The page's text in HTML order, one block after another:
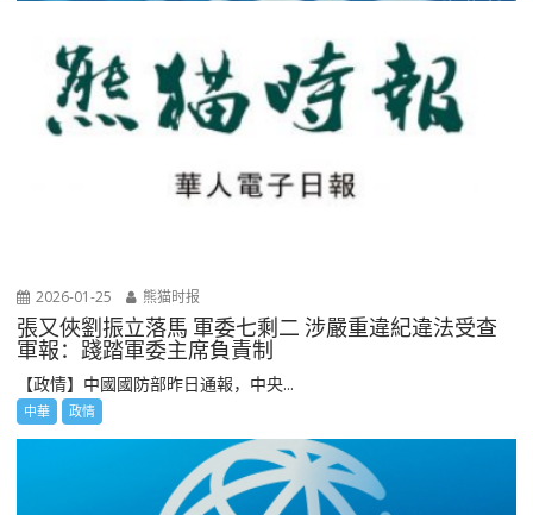
2026-01-25 熊猫时报
張又俠劉振立落馬 軍委七剩二 涉嚴重違紀違法受查
軍報：踐踏軍委主席負責制
【政情】中國國防部昨日通報，中央...
中華 政情